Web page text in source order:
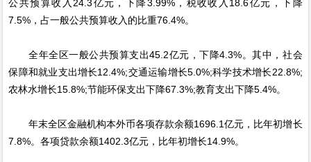
公共预算收入24.3亿元，下降3.99%，税收收入18.6亿元，下降
7.5%，占一般公共预算收入的比重76.4%。
全年全区一般公共预算支出45.2亿元，下降4.3%。其中，社会
保障和就业支出增长12.4%;交通运输增长5.0%;科学技术增长22.8%;
农林水增长15.8%;节能环保支出下降67.3%;教育支出下降5.4%。
年末全区金融机构本外币各项存款余额1696.1亿元，比年初增长
7.8%。各项贷款余额1402.3亿元，比年初增长14.9%。